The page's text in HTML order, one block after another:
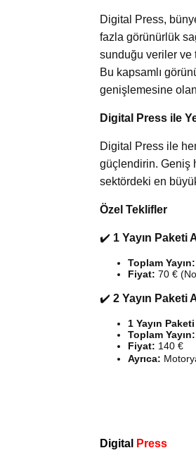
Digital Press,
fazla görünürlük
sunduğu veriler ve
Bu kapsamlı
genişlemesine
Digital Press ile
Digital Press ile
güçlendirin. Geniş
sektördeki en
Özel Teklifler
✔️ 1 Yayın Paketi
Toplam Yayın:
Fiyat: 70 €
✔️ 2 Yayın Paketi
1 Yayın
Toplam Yayın:
Fiyat: 140 €
Ayrıca:
Digital Press